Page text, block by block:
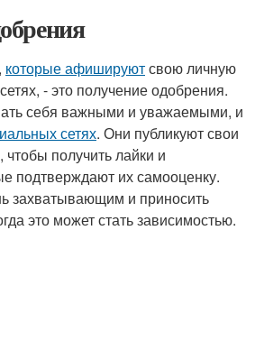
которые афишируютсвою личную
сетях, - это получение одобрения.
себя важными и уважаемыми, и
сетях. Они публикуют свои
получить лайки и
подтверждают их самооценку.
захватывающим и приносить
это может стать зависимостью.